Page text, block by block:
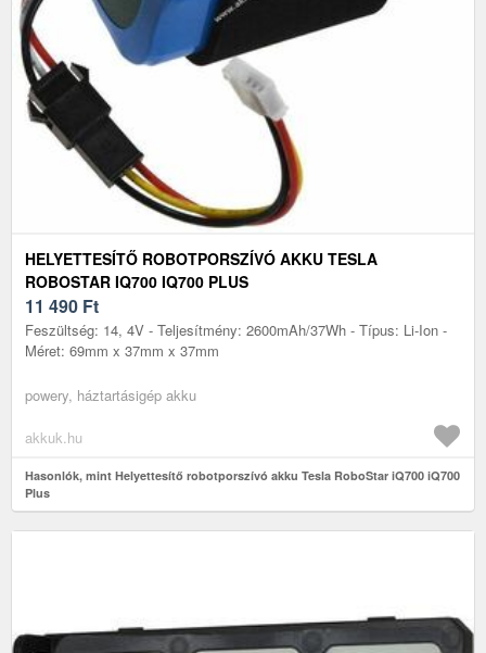
HELYETTESÍTŐ ROBOTPORSZÍVÓ AKKU TESLA
ROBOSTAR IQ700 IQ700 PLUS
11 490 Ft
Feszültség: 14, 4V - Teljesítmény: 2600mAh/37Wh - Típus: Li-Ion -
Méret: 69mm x 37mm x 37mm
powery, háztartásigép akku
akkuk.hu
Hasonlók, mint Helyettesítő robotporszívó akku Tesla RoboStar iQ700 iQ700
Plus